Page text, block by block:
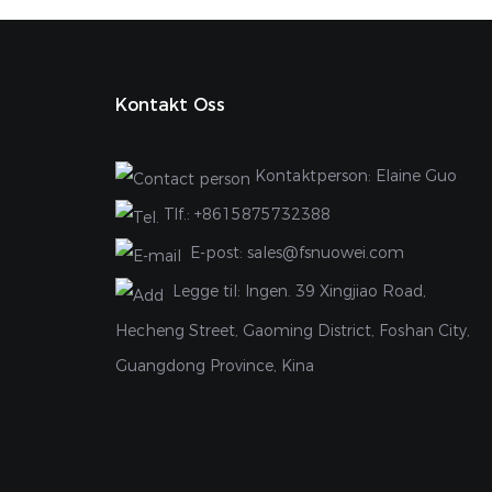
Kontakt Oss
Kontaktperson: Elaine Guo
Tlf.: +8615875732388
E-post: sales@fsnuowei.com
Legge til: Ingen. 39 Xingjiao Road,
Hecheng Street, Gaoming District, Foshan City,
Guangdong Province, Kina